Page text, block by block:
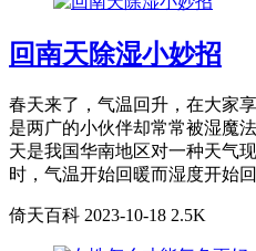
回南天除湿小妙招
春天来了，气温回升，在大家
是两广的小伙伴却常常被湿魔
天是我国华南地区对一种天气
时，气温开始回暖而湿度开始
倚天百科 2023-10-18 2.5K